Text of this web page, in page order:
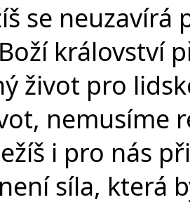
se
království
život pro
nemusíme
i pro nás
síla, která